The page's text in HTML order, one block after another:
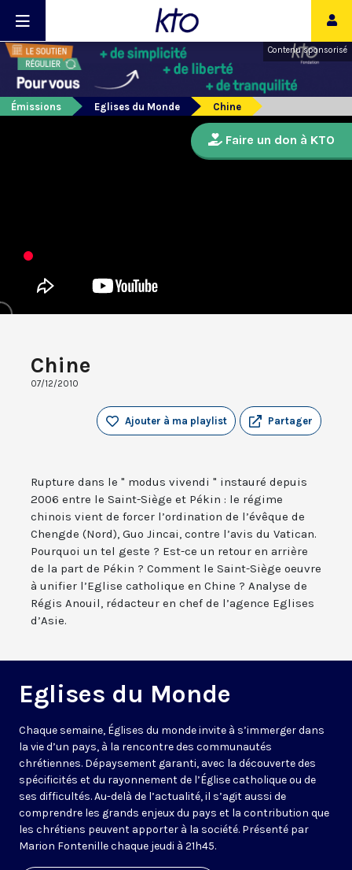
Contenu sponsorisé
Émissions Eglises du Monde Chine
Chine
07/12/2010
Partager
Ajouter à ma playlist
Rupture dans le " modus vivendi " instauré depuis
2006 entre le Saint-Siège et Pékin : le régime
chinois vient de forcer l’ordination de l’évêque de
Chengde (Nord), Guo Jincai, contre l’avis du Vatican.
Pourquoi un tel geste ? Est-ce un retour en arrière
de la part de Pékin ? Comment le Saint-Siège oeuvre
à unifier l’Eglise catholique en Chine ? Analyse de
Régis Anouil, rédacteur en chef de l’agence Eglises
d’Asie.
Eglises du Monde
Chaque semaine, Églises du monde invite à s’immerger dans
la vie d’un pays, à la rencontre des communautés
chrétiennes. Dépaysement garanti, avec la découverte des
spécificités et du rayonnement de l’Église catholique ou de
ses difficultés. Au-delà de l’actualité, il s’agit aussi de
comprendre les grands enjeux du pays et la contribution que
les chrétiens peuvent apporter à la société. Présenté par
Marion Fontenille chaque jeudi à 21h45.
Faire un don à KTO